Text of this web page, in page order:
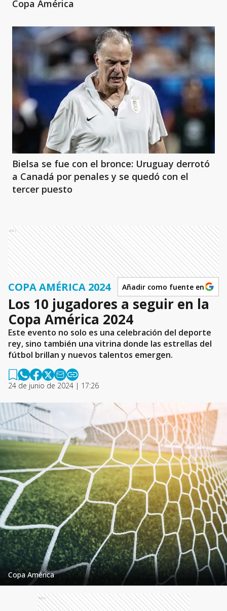
Copa América
Bielsa se fue con el bronce: Uruguay derrotó
a Canadá por penales y se quedó con el
tercer puesto
Ads
COPA AMÉRICA 2024 Añadir como fuente en
Los 10 jugadores a seguir en la
Copa América 2024
Este evento no solo es una celebración del deporte
rey, sino también una vitrina donde las estrellas del
fútbol brillan y nuevos talentos emergen.
24 de junio de 2024 | 17:26
Copa América
Ads